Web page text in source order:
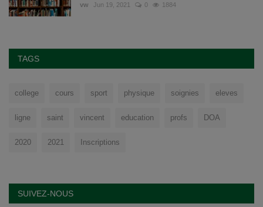
vw Jun 19, 2021 0 1884
TAGS
college cours sport physique soignies eleves
ligne saint vincent education profs DOA
2020 2021 Inscriptions
SUIVEZ-NOUS